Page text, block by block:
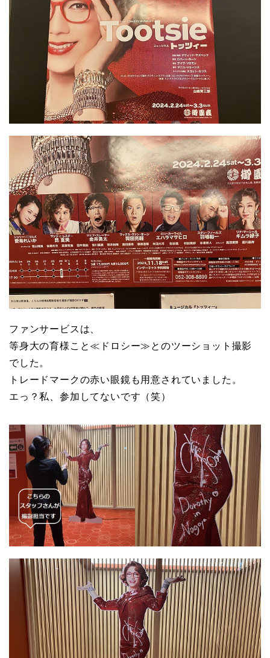
ファンサービスは、
等身大の育様こと≪ドロシー≫とのツーショット撮影
でした。
トレードマークの赤い眼鏡も用意されていました。
エっ？私、参加してないです（笑）